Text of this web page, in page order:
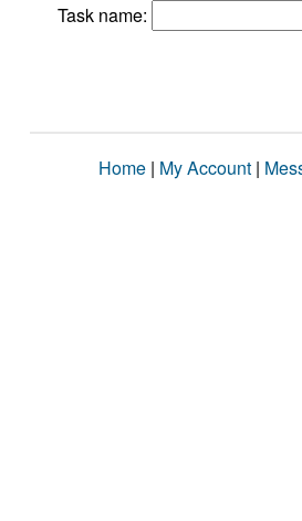
Task name:
Home | My Account |